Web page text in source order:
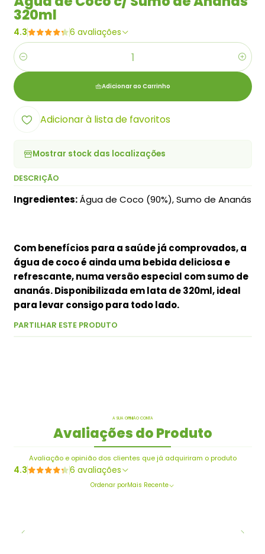
320ml
4.3 6 avaliações
Quantidade
Adicionar ao Carrinho
Adicionar à lista de favoritos
Mostrar stock das localizações
DESCRIÇÃO
Ingredientes:Água de Coco (90%), Sumo de Ananás
Com benefícios para a saúde já comprovados, a
água de coco é ainda uma bebida deliciosa e
refrescante, numa versão especial com sumo de
ananás. Disponibilizada em lata de 320ml, ideal
para levar consigo para todo lado.
PARTILHAR ESTE PRODUTO
A SUA OPINIÃO CONTA
Avaliações do Produto
Avaliação e opinião dos clientes que já adquiriram o produto
4.3 6 avaliações
Ordenar porMais Recente